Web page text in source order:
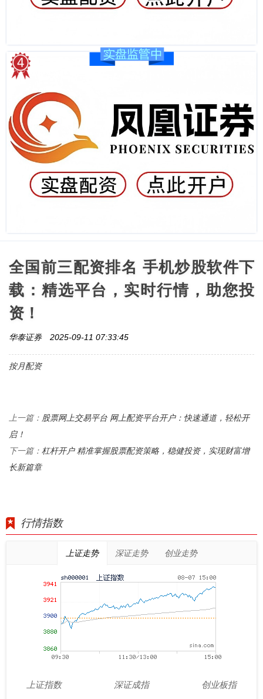
全国前三配资排名 手机炒股软件下
载：精选平台，实时行情，助您投
资！
华泰证券 2025-09-11 07:33:45
按月配资
上一篇： 股票网上交易平台 网上配资平台开户：快速通道，轻松开
启！
下一篇： 杠杆开户 精准掌握股票配资策略，稳健投资，实现财富增
长新篇章
行情指数
上证走势 深证走势 创业走势
上证指数
深证成指
创业板指